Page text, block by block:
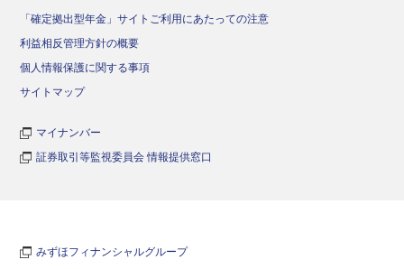
「確定拠出型年金」サイトご利用にあたっての注意
利益相反管理方針の概要
個人情報保護に関する事項
サイトマップ
マイナンバー
証券取引等監視委員会 情報提供窓口
みずほフィナンシャルグループ